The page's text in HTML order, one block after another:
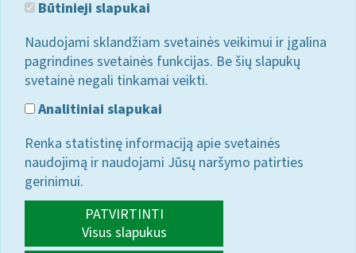
Būtinieji slapukai
Naudojami sklandžiam svetainės veikimui ir įgalina
pagrindines svetainės funkcijas. Be šių slapukų
svetainė negali tinkamai veikti.
Analitiniai slapukai
Renka statistinę informaciją apie svetainės
naudojimą ir naudojami Jūsų naršymo patirties
gerinimui.
PATVIRTINTI
Visus slapukus